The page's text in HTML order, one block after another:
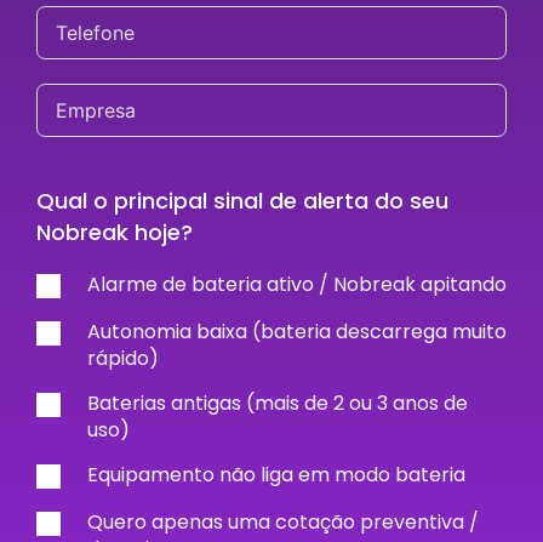
Qual o principal sinal de alerta do seu
Nobreak hoje?
Alarme de bateria ativo / Nobreak apitando
Autonomia baixa (bateria descarrega muito
rápido)
Baterias antigas (mais de 2 ou 3 anos de
uso)
Equipamento não liga em modo bateria
Quero apenas uma cotação preventiva /